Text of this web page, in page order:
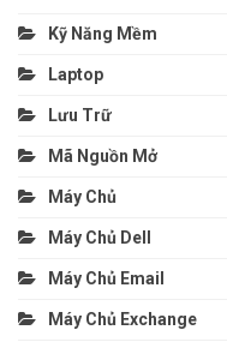
Kỹ Năng Mềm
Laptop
Lưu Trữ
Mã Nguồn Mở
Máy Chủ
Máy Chủ Dell
Máy Chủ Email
Máy Chủ Exchange